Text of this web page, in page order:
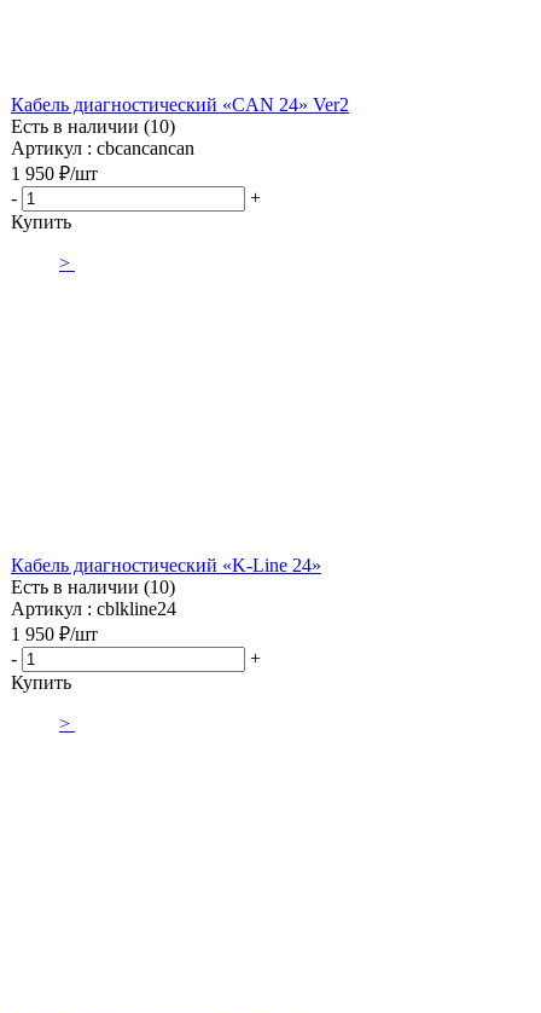
Кабель диагностический «CAN 24» Ver2
Есть в наличии (10)
Артикул : cbcancancan
1 950 ₽/шт
-
+
Купить
>
Кабель диагностический «K-Line 24»
Есть в наличии (10)
Артикул : cblkline24
1 950 ₽/шт
-
+
Купить
>